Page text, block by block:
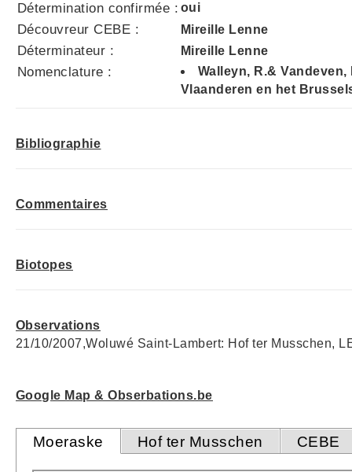
Détermination confirmée : oui
Découvreur CEBE : Mireille Lenne
Déterminateur : Mireille Lenne
Nomenclature :
Walleyn, R.&
Vlaanderen en het
Bibliographie
Commentaires
Biotopes
Observations
21/10/2007,Woluwé Saint-Lambert: Hof ter Musschen,
Google Map & Obserbations.be
Moeraske Hof ter Musschen CEBE